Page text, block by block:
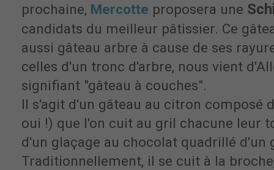
prochaine, Mercotte proposera une
candidats du meilleur pâtissier. Ce
aussi gâteau arbre à cause de ses
celles d'un tronc d'arbre, nous vient
signifiant "gâteau à couches".
Il s'agit d'un gâteau au citron composé
oui !) que l'on cuit au gril chacune leur
d'un glaçage au chocolat quadrillé d'un
Traditionnellement, il se cuit à la